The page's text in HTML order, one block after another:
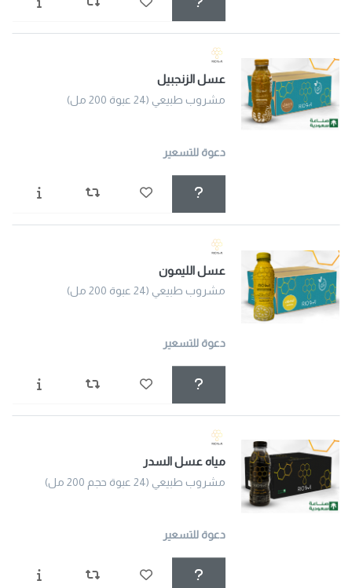
عسل الزنجبيل
مشروب طبيعي (24 عبوة 200 مل)
دعوة للتسعير
عسل الليمون
مشروب طبيعي (24 عبوة 200 مل)
دعوة للتسعير
مياه عسل السدر
مشروب طبيعي (24 عبوة حجم 200 مل)
دعوة للتسعير